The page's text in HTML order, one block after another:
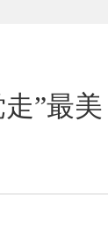
”最美